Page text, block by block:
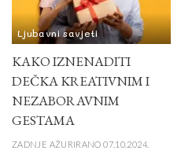
Ljubavni savjeti
KAKO IZNENADITI
DEČKA KREATIVNIM I
NEZABORAVNIM
GESTAMA
ZADNJE AŽURIRANO 07.10.2024.